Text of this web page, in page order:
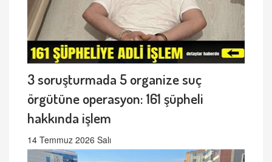
3 soruşturmada 5 organize suç
örgütüne operasyon: 161 şüpheli
hakkında işlem
14 Temmuz 2026 Salı